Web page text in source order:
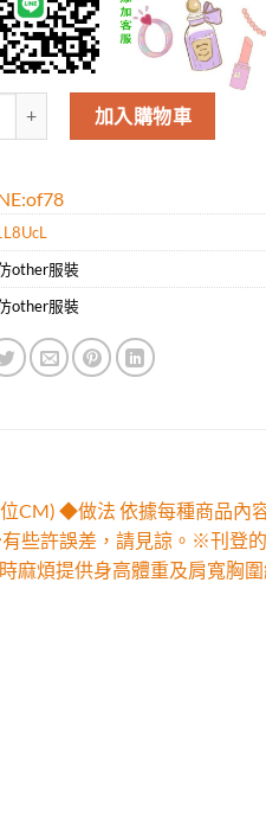
Aape男款新款時尚休閑短袖T恤.
加入購物車
other服裝
other服裝
CM) ◆做法 依據每種商品內
些許誤差，請見諒。※刊登
煩提供身高體重及肩寬胸